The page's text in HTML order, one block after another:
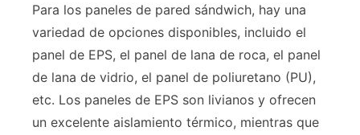
Para los paneles de pared sándwich, hay una
variedad de opciones disponibles, incluido el
panel de EPS, el panel de lana de roca, el panel
de lana de vidrio, el panel de poliuretano (PU),
etc. Los paneles de EPS son livianos y ofrecen
un excelente aislamiento térmico, mientras que